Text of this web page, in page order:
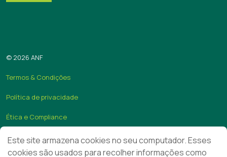
© 2026 ANF
Termos & Condições
Política de privacidade
Ética e Compliance
Quer ser associado da ANF?
Este site armazena cookies no seu computador. Esses
cookies são usados para recolher informações como